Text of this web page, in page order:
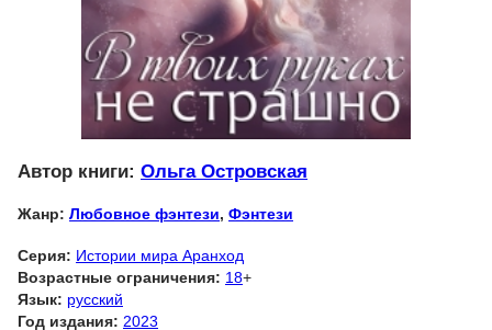
Автор книги: Ольга Островская
Жанр: Любовное фэнтези, Фэнтези
Серия: Истории мира Аранход
Возрастные ограничения: 18+
Язык: русский
Год издания: 2023